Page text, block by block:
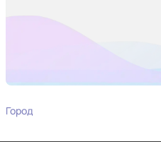
Город